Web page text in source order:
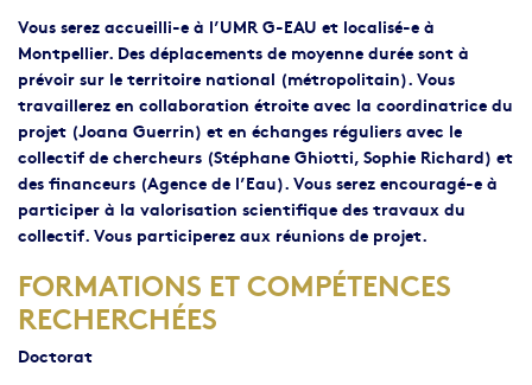
Vous serez accueilli-e à l’UMR G-EAU et localisé-e à
Montpellier. Des déplacements de moyenne durée sont à
prévoir sur le territoire national (métropolitain). Vous
travaillerez en collaboration étroite avec la coordinatrice du
projet (Joana Guerrin) et en échanges réguliers avec le
collectif de chercheurs (Stéphane Ghiotti, Sophie Richard) et
des financeurs (Agence de l’Eau). Vous serez encouragé-e à
participer à la valorisation scientifique des travaux du
collectif. Vous participerez aux réunions de projet.
FORMATIONS ET COMPÉTENCES
RECHERCHÉES
Doctorat